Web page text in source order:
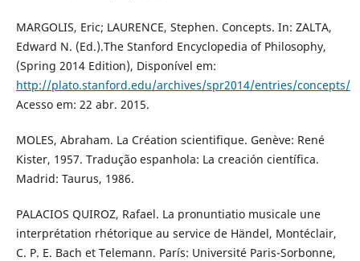
MARGOLIS, Eric; LAURENCE, Stephen. Concepts. In: ZALTA,
Edward N. (Ed.).The Stanford Encyclopedia of Philosophy,
(Spring 2014 Edition), Disponível em:
http://plato.stanford.edu/archives/spr2014/entries/concepts/
Acesso em: 22 abr. 2015.
MOLES, Abraham. La Création scientifique. Genève: René
Kister, 1957. Tradução espanhola: La creación científica.
Madrid: Taurus, 1986.
PALACIOS QUIROZ, Rafael. La pronuntiatio musicale une
interprétation rhétorique au service de Händel, Montéclair,
C. P. E. Bach et Telemann. París: Université Paris-Sorbonne,